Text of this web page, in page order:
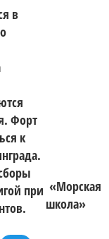
в
Форт
к
при «Морская
школа»